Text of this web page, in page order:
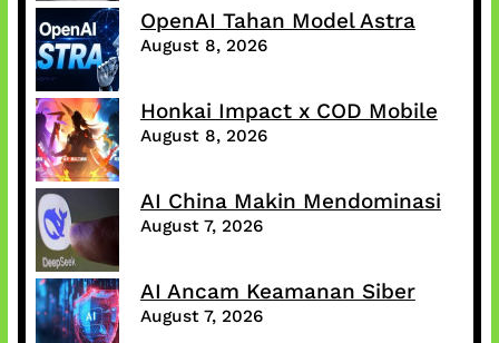
OpenAI Tahan Model Astra
August 8, 2026
Honkai Impact x COD Mobile
August 8, 2026
AI China Makin Mendominasi
August 7, 2026
AI Ancam Keamanan Siber
August 7, 2026